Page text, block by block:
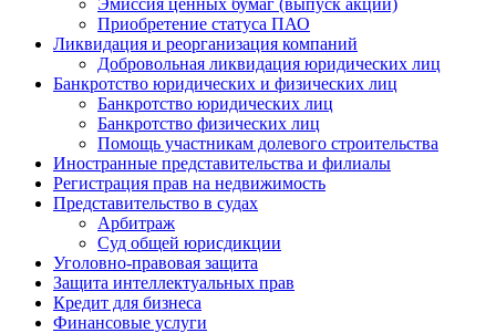
Эмиссия ценных бумаг (выпуск акций)
Приобретение статуса ПАО
Ликвидация и реорганизация компаний
Добровольная ликвидация юридических лиц
Банкротство юридических и физических лиц
Банкротство юридических лиц
Банкротство физических лиц
Помощь участникам долевого строительства
Иностранные представительства и филиалы
Регистрация прав на недвижимость
Представительство в судах
Арбитраж
Суд общей юрисдикции
Уголовно-правовая защита
Защита интеллектуальных прав
Кредит для бизнеса
Финансовые услуги